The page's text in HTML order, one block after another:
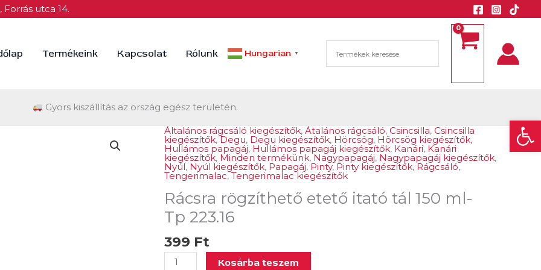
Forrás utca 14.
Termékeink Kapcsolat Rólunk Hungarian ▼
Gyors kiszállítás az ország egész területén.
Általános rágcsáló kiegészítők, Átalános rágcsáló, Csincsilla, Csincsilla
kiegészítők,Degu, Degu kiegészítők, Hörcsög, Hörcsög kiegészítők,
Hullámos papagáj, Hullámos papagáj kiegészítők, Kanári, Kanári
kiegészítők, Minden termékünk,Nagypapagáj, Nagypapagáj kiegészítők,
Nyúl, Nyúl kiegészítők, Papagáj, Pinty,Pinty kiegészítők,Rágcsáló,
Tengerimalac,Tengerimalac kiegészítők
Rácsra rögzíthető etető itató tál 150 ml-
Tp 223.16
399 Ft
Rácsra
rögzíthető
etető
itató
tál
150
ml-
223.16
mennyiség
Kosárba teszem